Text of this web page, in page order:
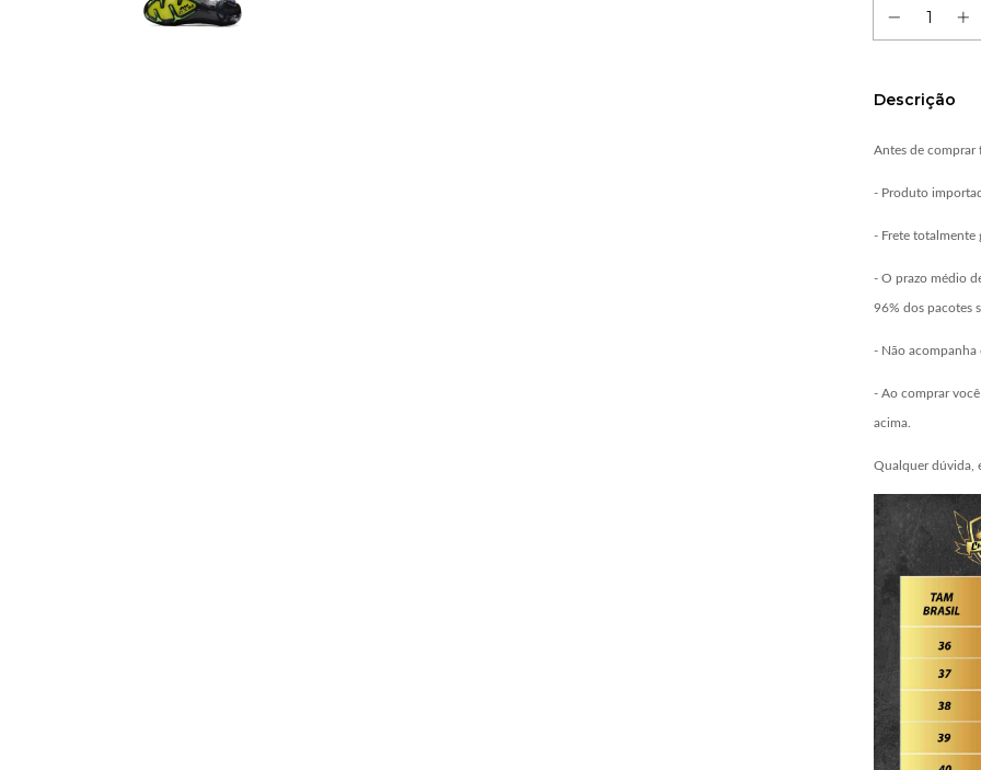
Descrição
Antes de comprar
- Produto
- Frete totalmente
- O prazo médio
96% dos pacotes
- Não acompanha
- Ao comprar
acima.
Qualquer dúvida,